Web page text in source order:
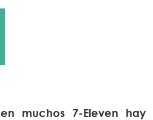
en muchos 7-Eleven hay